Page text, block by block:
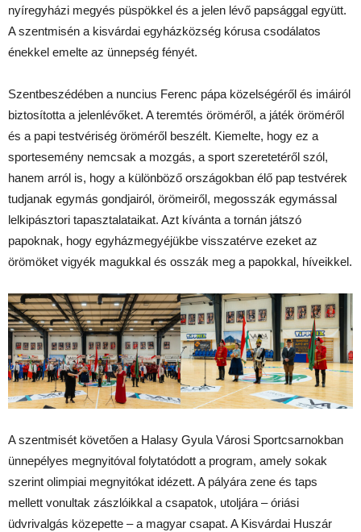
nyíregyházi megyés püspökkel és a jelen lévő papsággal együtt.
A szentmisén a kisvárdai egyházközség kórusa csodálatos
énekkel emelte az ünnepség fényét.
Szentbeszédében a nuncius Ferenc pápa közelségéről és imáiról
biztosította a jelenlévőket. A teremtés öröméről, a játék öröméről
és a papi testvériség öröméről beszélt. Kiemelte, hogy ez a
sportesemény nemcsak a mozgás, a sport szeretetéről szól,
hanem arról is, hogy a különböző országokban élő pap testvérek
tudjanak egymás gondjairól, örömeiről, megosszák egymással
lelkipásztori tapasztalataikat. Azt kívánta a tornán játszó
papoknak, hogy egyházmegyéjükbe visszatérve ezeket az
örömöket vigyék magukkal és osszák meg a papokkal, híveikkel.
A szentmisét követően a Halasy Gyula Városi Sportcsarnokban
ünnepélyes megnyitóval folytatódott a program, amely sokak
szerint olimpiai megnyitókat idézett. A pályára zene és taps
mellett vonultak zászlóikkal a csapatok, utoljára – óriási
üdvrivalgás közepette – a magyar csapat. A Kisvárdai Huszár